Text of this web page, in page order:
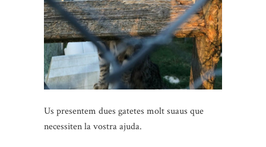
Us presentem dues gatetes molt suaus que
necessiten la vostra ajuda.